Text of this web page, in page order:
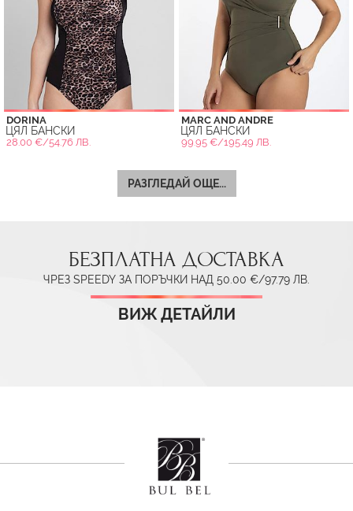
DORINA
ЦЯЛ БАНСКИ
28.00 €/54.76 ЛВ.
MARC AND ANDRE
ЦЯЛ БАНСКИ
99.95 €/195.49 ЛВ.
РАЗГЛЕДАЙ ОЩЕ...
БЕЗПЛАТНА ДОСТАВКА
ЧРЕЗ SPEEDY ЗА ПОРЪЧКИ НАД 50.00 €/97.79 ЛВ.
ВИЖ ДЕТАЙЛИ